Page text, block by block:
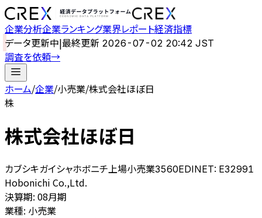
企業分析企業ランキング業界レポート経済指標
データ更新中|最終更新 2026-07-02 20:42 JST
調査を依頼→
ホーム/企業/小売業/株式会社ほぼ日
株
株式会社ほぼ日
カブシキガイシャホボニチ 上場小売業3560EDINET: E32991
Hobonichi Co.,Ltd.
決算期: 08月期
業種: 小売業